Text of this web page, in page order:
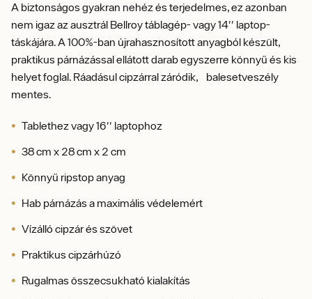
A biztonságos gyakran nehéz és terjedelmes, ez azonban
nem igaz az ausztrál Bellroy táblagép- vagy 14'' laptop-
táskájára. A 100%-ban újrahasznosított anyagból készült,
praktikus párnázással ellátott darab egyszerre könnyű és kis
helyet foglal. Ráadásul cipzárral záródik, balesetveszély
mentes.
Tablethez vagy 16'' laptophoz
38 cm x 28 cm x 2 cm
Könnyű ripstop anyag
Hab párnázás a maximális védelemért
Vízálló cipzár és szövet
Praktikus cipzárhúzó
Rugalmas összecsukható kialakítás